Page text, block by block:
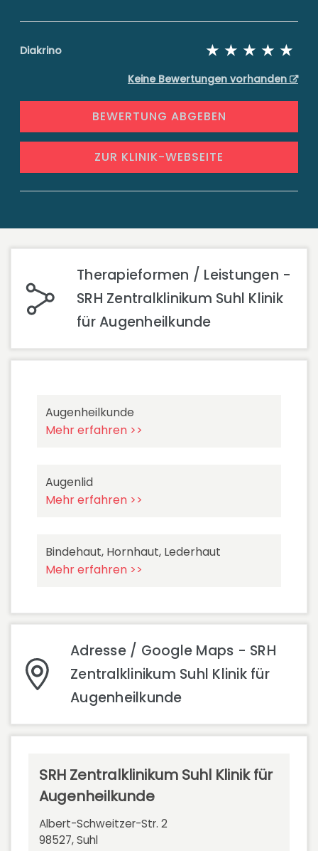
Diakrino
Keine Bewertungen vorhanden
BEWERTUNG ABGEBEN
ZUR KLINIK-WEBSEITE
Therapieformen / Leistungen -
SRH Zentralklinikum Suhl Klinik
für Augenheilkunde
Augenheilkunde
Mehr erfahren >>
Augenlid
Mehr erfahren >>
Bindehaut, Hornhaut, Lederhaut
Mehr erfahren >>
Adresse / Google Maps - SRH
Zentralklinikum Suhl Klinik für
Augenheilkunde
SRH Zentralklinikum Suhl Klinik für
Augenheilkunde
Albert-Schweitzer-Str. 2
98527, Suhl